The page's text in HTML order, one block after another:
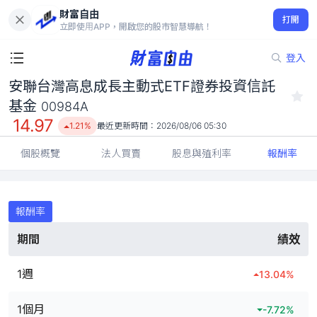
財富自由
立即使用APP，開啟您的股市智慧導航！
打開
登入
安聯台灣高息成長主動式ETF證券投資信託基金 00984A
14.97
1.21%
安聯台灣高息成長主動式ETF證券投資信託
基金 00984A
14.97 1.21% 最近更新時間： 2026/08/06 05:30
個股概覽 法人買賣 股息與殖利率 報酬率
報酬率
期間 績效
1週 13.04%
1個月 -7.72%